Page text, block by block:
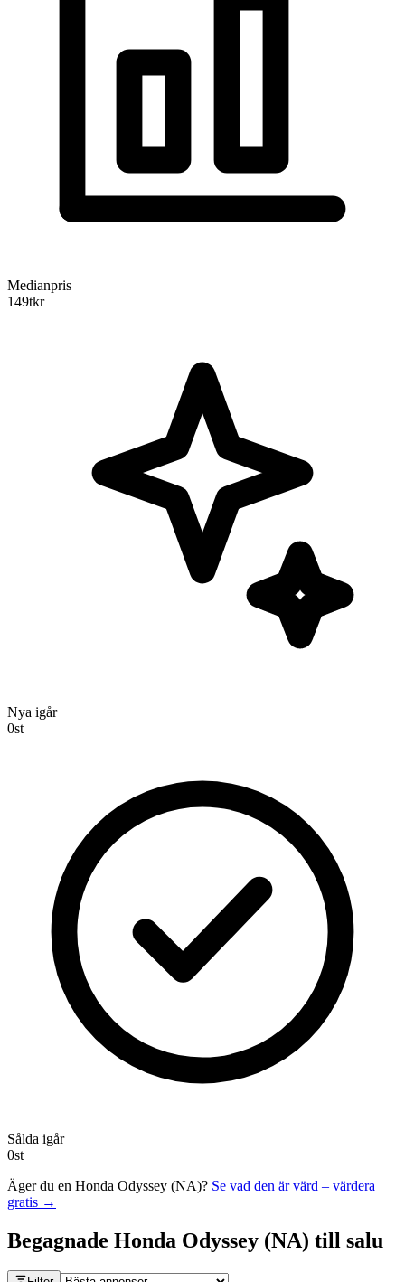
Medianpris
149tkr
Nya igår
0st
Sålda igår
0st
Äger du en Honda Odyssey (NA)? Se vad den är värd – värdera
gratis →
Begagnade Honda Odyssey (NA) till salu